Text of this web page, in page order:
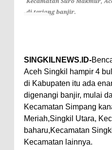
SINGKILNEWS.ID-
Aceh Singkil hampir 4
di Kabupaten itu ada
digenangi banjir, mulai
Kecamatan Simpang
Meriah,Singkil Utara,
baharu,Kecamatan
Kecamatan lainnya.